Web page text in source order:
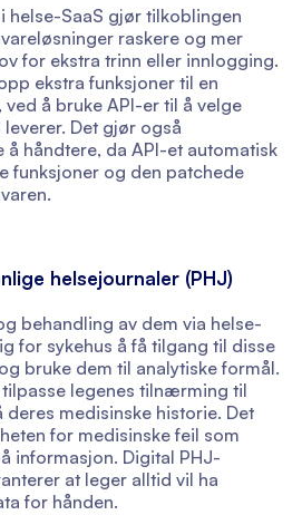
helse-SaaS gjør tilkoblingen
raskere og mer
for ekstra trinn eller innlogging.
ekstra funksjoner til en
å bruke API-er til å velge
Det gjør også
håndtere, da API-et automatisk
funksjoner og den patchede
helsejournaler (PHJ)
behandling av dem via helse-
for sykehus å få tilgang til disse
bruke dem til analytiske formål.
legenes tilnærming til
deres medisinske historie. Det
for medisinske feil som
informasjon. Digital PHJ-
at leger alltid vil ha
for hånden.